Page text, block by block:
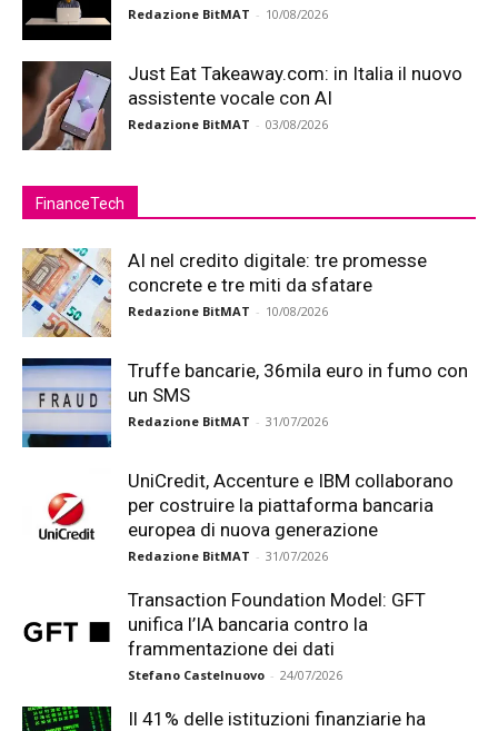
Redazione BitMAT - 10/08/2026
Just Eat Takeaway.com: in Italia il nuovo
assistente vocale con AI
Redazione BitMAT - 03/08/2026
FinanceTech
AI nel credito digitale: tre promesse
concrete e tre miti da sfatare
Redazione BitMAT - 10/08/2026
Truffe bancarie, 36mila euro in fumo con
un SMS
Redazione BitMAT - 31/07/2026
UniCredit, Accenture e IBM collaborano
per costruire la piattaforma bancaria
europea di nuova generazione
Redazione BitMAT - 31/07/2026
Transaction Foundation Model: GFT
unifica l’IA bancaria contro la
frammentazione dei dati
Stefano Castelnuovo - 24/07/2026
Il 41% delle istituzioni finanziarie ha